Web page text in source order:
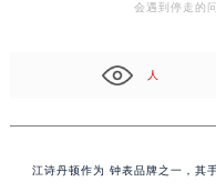
会遇到停走的
人
江诗丹顿作为 钟表品牌之一，其